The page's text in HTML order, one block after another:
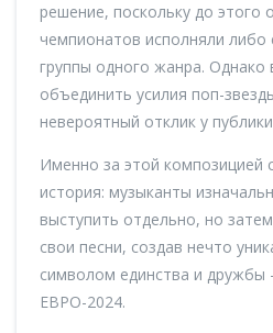
решение, поскольку до этого
чемпионатов исполняли
группы одного жанра.
объединить усилия поп-
невероятный отклик у
Именно за этой композицией
история: музыканты
выступить отдельно, но
свои песни, создав нечто
символом единства и дружбы
ЕВРО-2024.